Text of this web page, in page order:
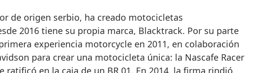
de origen serbio, ha creado motocicletas
2016 tiene su propia marca, Blacktrack. Por su parte
experiencia motorcycle en 2011, en colaboración
para crear una motocicleta única: la Nascafe Racer